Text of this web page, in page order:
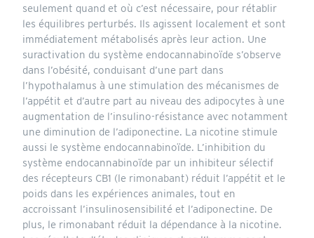
seulement quand et où c’est nécessaire, pour rétablir
les équilibres perturbés. Ils agissent localement et sont
immédiatement métabolisés après leur action. Une
suractivation du système endocannabinoïde s’observe
dans l’obésité, conduisant d’une part dans
l’hypothalamus à une stimulation des mécanismes de
l’appétit et d’autre part au niveau des adipocytes à une
augmentation de l’insulino-résistance avec notamment
une diminution de l’adiponectine. La nicotine stimule
aussi le système endocannabinoïde. L’inhibition du
système endocannabinoïde par un inhibiteur sélectif
des récepteurs CB1 (le rimonabant) réduit l’appétit et le
poids dans les expériences animales, tout en
accroissant l’insulinosensibilité et l’adiponectine. De
plus, le rimonabant réduit la dépendance à la nicotine.